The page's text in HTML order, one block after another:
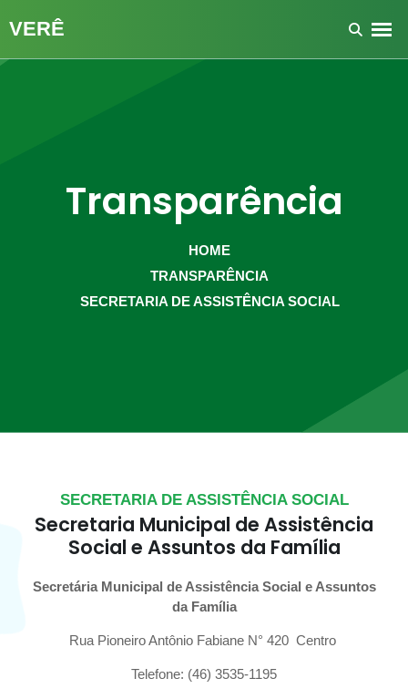
Transparência
HOME
TRANSPARÊNCIA
SECRETARIA DE ASSISTÊNCIA SOCIAL
SECRETARIA DE ASSISTÊNCIA SOCIAL
Secretaria Municipal de Assistência
Social e Assuntos da Família
Secretária Municipal de Assistência Social e Assuntos
da Família
Rua Pioneiro Antônio Fabiane N° 420 Centro
Telefone: (46) 3535-1195